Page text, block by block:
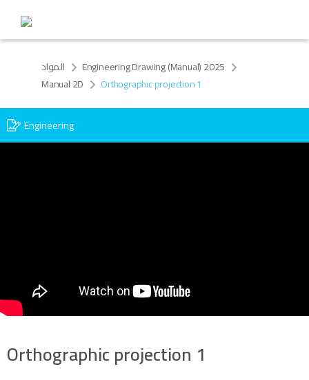
المواد
Engineering Drawing (Manual) 2025
Manual 2D
Orthographic projection 1
Engineering
Orthographic projection 1